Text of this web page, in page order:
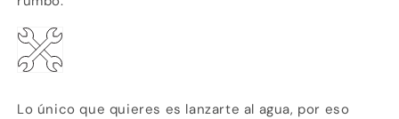
Lo único que quieres es lanzarte al agua, por eso